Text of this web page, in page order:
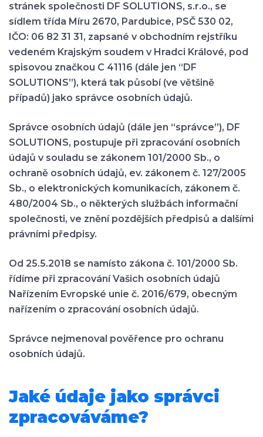
stránek společnosti DF SOLUTIONS, s.r.o., se
sídlem třída Míru 2670, Pardubice, PSČ 530 02,
IČO: 06 82 31 31, zapsané v obchodním rejstříku
vedeném Krajským soudem v Hradci Králové, pod
spisovou značkou C 41116 (dále jen “DF
SOLUTIONS”), která tak působí (ve většině
případů) jako správce osobních údajů.
Správce osobních údajů (dále jen “správce”), DF
SOLUTIONS, postupuje při zpracování osobních
údajů v souladu se zákonem 101/2000 Sb., o
ochraně osobních údajů, ev. zákonem č. 127/2005
Sb., o elektronických komunikacích, zákonem č.
480/2004 Sb., o některých službách informační
společnosti, ve znění pozdějších předpisů a dalšími
právními předpisy.
Od 25.5.2018 se namísto zákona č. 101/2000 Sb.
řídíme při zpracování Vašich osobních údajů
Nařízením Evropské unie č. 2016/679, obecným
nařízením o zpracování osobních údajů.
Správce nejmenoval pověřence pro ochranu
osobních údajů.
Jaké údaje jako správci
zpracováváme?